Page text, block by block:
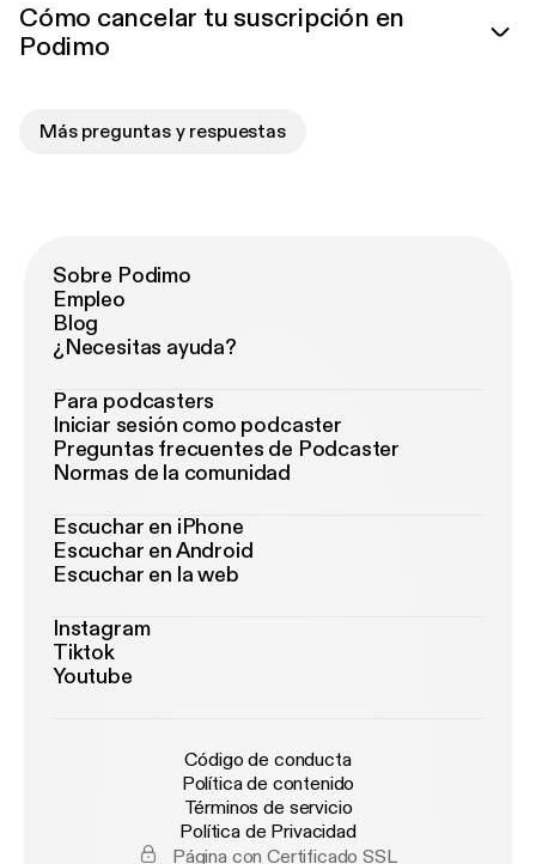
Cómo cancelar tu suscripción en
Podimo
Más preguntas y respuestas
Sobre Podimo
Empleo
Blog
¿Necesitas ayuda?
Para podcasters
Iniciar sesión como podcaster
Preguntas frecuentes de Podcaster
Normas de la comunidad
Escuchar en iPhone
Escuchar en Android
Escuchar en la web
Instagram
Tiktok
Youtube
Código de conducta
Política de contenido
Términos de servicio
Política de Privacidad
Página con Certificado SSL